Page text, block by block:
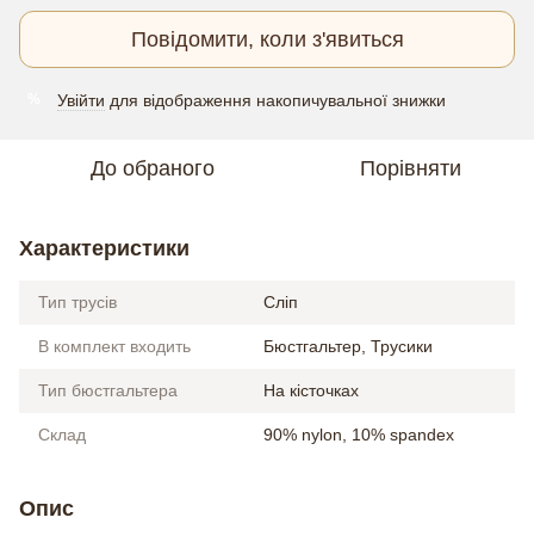
Повідомити, коли з'явиться
Увійти для відображення накопичувальної знижки
До обраного Порівняти
Характеристики
Тип трусів Сліп
В комплект входить Бюстгальтер, Трусики
Тип бюстгальтера На кісточках
Склад 90% nylon, 10% spandex
Опис